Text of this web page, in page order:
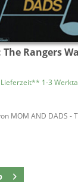
The Rangers
1-3
MOM AND DADS -